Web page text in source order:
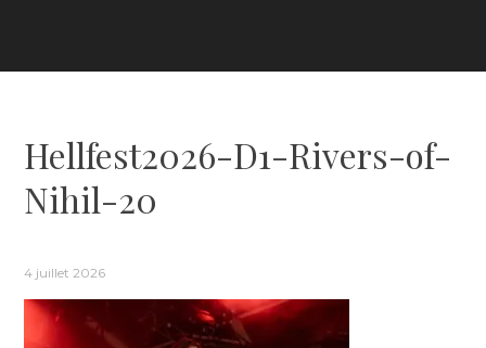
Hellfest2026-D1-Rivers-of-
Nihil-20
4 juillet 2026